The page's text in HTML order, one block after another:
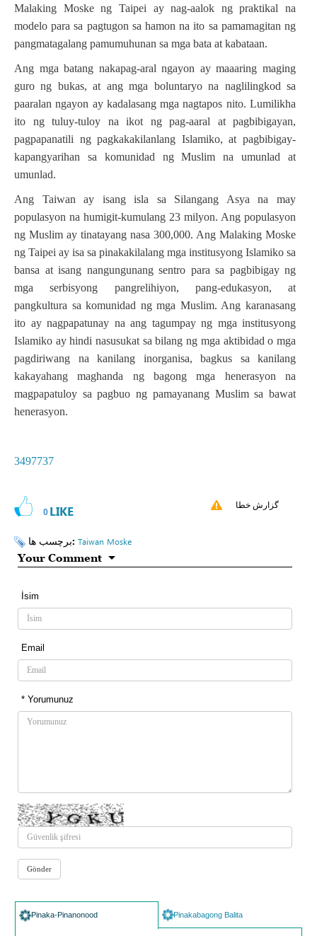
Malaking Moske ng Taipei ay nag-aalok ng praktikal na
modelo para sa pagtugon sa hamon na ito sa pamamagitan ng
pangmatagalang pamumuhunan sa mga bata at kabataan.
Ang mga batang nakapag-aral ngayon ay maaaring maging
guro ng bukas, at ang mga boluntaryo na naglilingkod sa
paaralan ngayon ay kadalasang mga nagtapos nito. Lumilikha
ito ng tuluy-tuloy na ikot ng pag-aaral at pagbibigayan,
pagpapanatili ng pagkakakilanlang Islamiko, at pagbibigay-
kapangyarihan sa komunidad ng Muslim na umunlad at
umunlad.
Ang Taiwan ay isang isla sa Silangang Asya na may
populasyon na humigit-kumulang 23 milyon. Ang populasyon
ng Muslim ay tinatayang nasa 300,000. Ang Malaking Moske
ng Taipei ay isa sa pinakakilalang mga institusyong Islamiko sa
bansa at isang nangungunang sentro para sa pagbibigay ng
mga serbisyong pangrelihiyon, pang-edukasyon, at
pangkultura sa komunidad ng mga Muslim. Ang karanasang
ito ay nagpapatunay na ang tagumpay ng mga institusyong
Islamiko ay hindi nasusukat sa bilang ng mga aktibidad o mga
pagdiriwang na kanilang inorganisa, bagkus sa kanilang
kakayahang maghanda ng bagong mga henerasyon na
magpapatuloy sa pagbuo ng pamayanang Muslim sa bawat
henerasyon.
3497737
0 LIKE گزارش خطا
برچسب ها: Taiwan Moske
Your Comment
İsim
Email
* Yorumunuz
Pinaka-Pinanonood Pinakabagong Balita